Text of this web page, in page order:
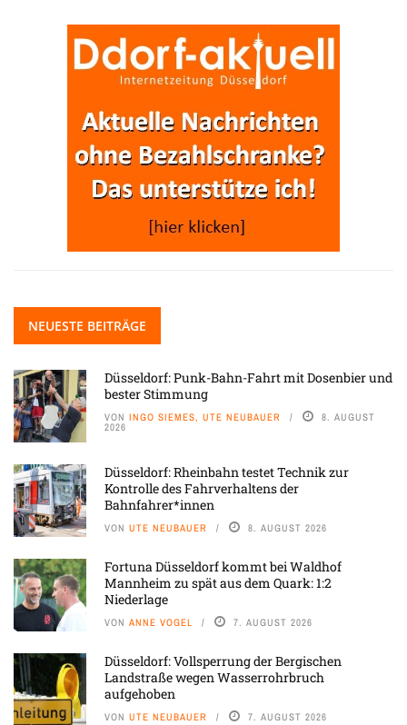
NEUESTE BEITRÄGE
Düsseldorf: Punk-Bahn-Fahrt mit Dosenbier und
bester Stimmung
VON INGO SIEMES, UTE NEUBAUER 8. AUGUST
2026
Düsseldorf: Rheinbahn testet Technik zur
Kontrolle des Fahrverhaltens der
Bahnfahrer*innen
VON UTE NEUBAUER 8. AUGUST 2026
Fortuna Düsseldorf kommt bei Waldhof
Mannheim zu spät aus dem Quark: 1:2
Niederlage
VON ANNE VOGEL 7. AUGUST 2026
Düsseldorf: Vollsperrung der Bergischen
Landstraße wegen Wasserrohrbruch
aufgehoben
VON UTE NEUBAUER 7. AUGUST 2026